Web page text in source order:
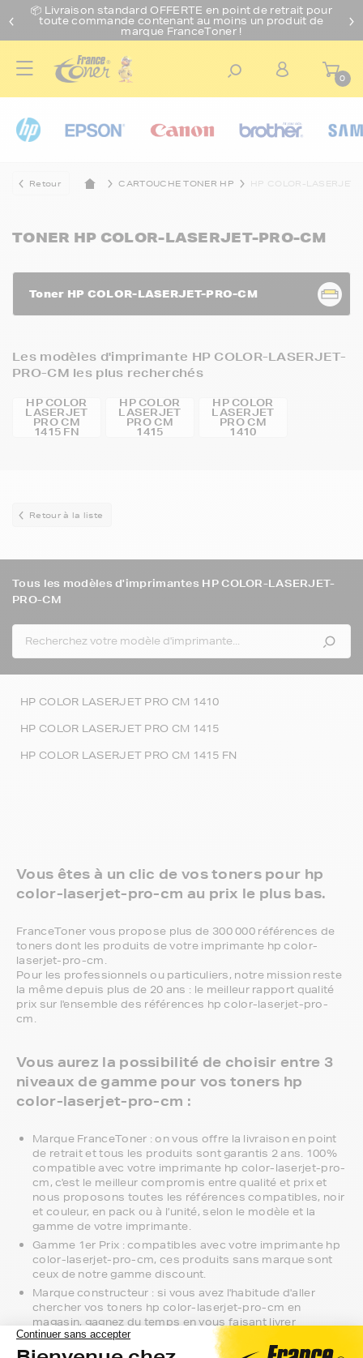
📦 Livraison standard OFFERTE en point de retrait pour
toute commande contenant au moins un produit de
marque FranceToner !
0
Retour CARTOUCHE TONER HP HP COLOR-LASERJET-
TONER HP COLOR-LASERJET-PRO-CM
Toner HP COLOR-LASERJET-PRO-CM
Les modèles d'imprimante HP COLOR-LASERJET-
PRO-CM les plus recherchés
HP COLOR
LASERJET
PRO CM
1415 FN
HP COLOR
LASERJET
PRO CM
1415
HP COLOR
LASERJET
PRO CM
1410
Retour à la liste
Tous les modèles d'imprimantes HP COLOR-LASERJET-
PRO-CM
HP COLOR LASERJET PRO CM 1410
HP COLOR LASERJET PRO CM 1415
HP COLOR LASERJET PRO CM 1415 FN
Vous êtes à un clic de vos toners pour hp
color-laserjet-pro-cm au prix le plus bas.
FranceToner vous propose plus de 300 000 références de
toners dont les produits de votre imprimante hp color-
laserjet-pro-cm.
Pour les professionnels ou particuliers, notre mission reste
la même depuis plus de 20 ans : le meilleur rapport qualité
prix sur l'ensemble des références hp color-laserjet-pro-
cm.
Vous aurez la possibilité de choisir entre 3
niveaux de gamme pour vos toners hp
color-laserjet-pro-cm :
Marque FranceToner : on vous offre la livraison en point
de retrait et tous les produits sont garantis 2 ans. 100%
compatible avec votre imprimante hp color-laserjet-pro-
cm, c'est le meilleur compromis entre qualité et prix et
nous proposons toutes les références compatibles, noir
et couleur, en pack ou à l’unité, selon le modèle et la
gamme de votre imprimante.
Gamme 1er Prix : compatibles avec votre imprimante hp
color-laserjet-pro-cm, ces produits sans marque sont
ceux de notre gamme discount.
Marque constructeur : si vous avez l'habitude d'aller
chercher vos toners hp color-laserjet-pro-cm en
magasin, gagnez du temps en vous faisant livrer
directement chez vous.